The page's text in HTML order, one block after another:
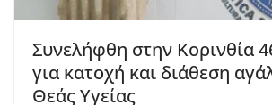
Συνελήφθη στην Κορινθία
για κατοχή και διάθεση
Θεάς Υγείας